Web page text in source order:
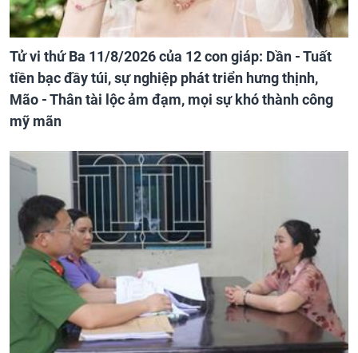
Tử vi thứ Ba 11/8/2026 của 12 con giáp: Dần - Tuất
tiền bạc đầy túi, sự nghiệp phát triển hưng thịnh,
Mão - Thân tài lộc ảm đạm, mọi sự khó thành công
mỹ mãn